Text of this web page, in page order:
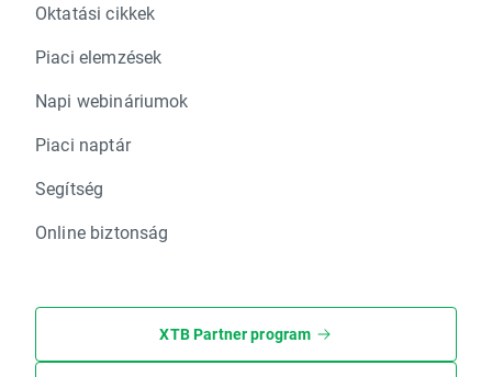
Oktatási cikkek
Piaci elemzések
Napi webináriumok
Piaci naptár
Segítség
Online biztonság
XTB Partner program